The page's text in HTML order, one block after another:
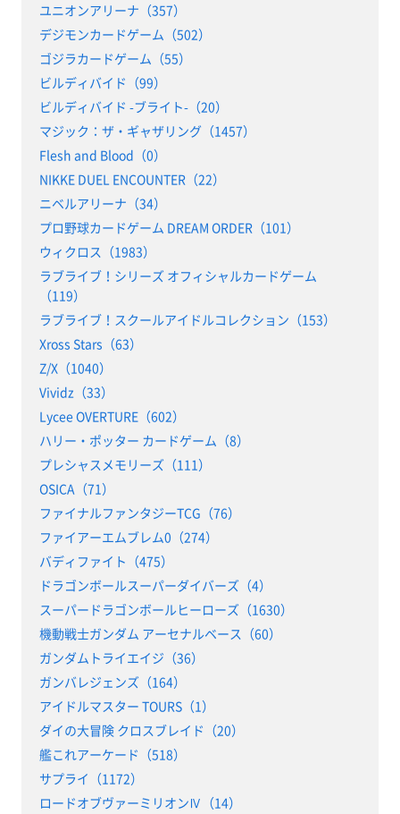
ユニオンアリーナ（357）
デジモンカードゲーム（502）
ゴジラカードゲーム（55）
ビルディバイド（99）
ビルディバイド -ブライト-（20）
マジック：ザ・ギャザリング（1457）
Flesh and Blood（0）
NIKKE DUEL ENCOUNTER（22）
ニベルアリーナ（34）
プロ野球カードゲーム DREAM ORDER（101）
ウィクロス（1983）
ラブライブ！シリーズ オフィシャルカードゲーム
（119）
ラブライブ！スクールアイドルコレクション（153）
Xross Stars（63）
Z/X（1040）
Vividz（33）
Lycee OVERTURE（602）
ハリー・ポッター カードゲーム（8）
プレシャスメモリーズ（111）
OSICA（71）
ファイナルファンタジーTCG（76）
ファイアーエムブレム0（274）
バディファイト（475）
ドラゴンボールスーパーダイバーズ（4）
スーパードラゴンボールヒーローズ（1630）
機動戦士ガンダム アーセナルベース（60）
ガンダムトライエイジ（36）
ガンバレジェンズ（164）
アイドルマスター TOURS（1）
ダイの大冒険 クロスブレイド（20）
艦これアーケード（518）
サプライ（1172）
ロードオブヴァーミリオンⅣ（14）